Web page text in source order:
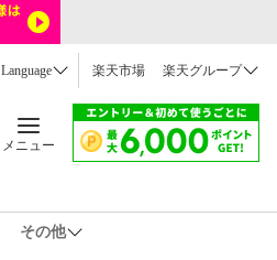
Language 楽天市場 楽天グループ
メニュー
その他